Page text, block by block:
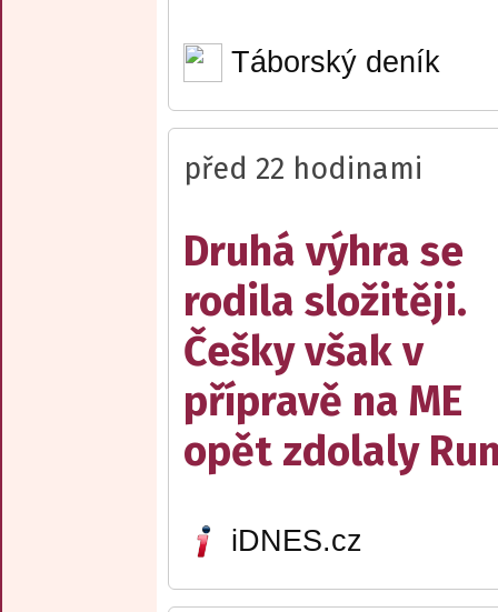
Táborský deník
před 22 hodinami
Druhá výhra se
rodila složitěji.
Češky však v
přípravě na ME
opět zdolaly
iDNES.cz